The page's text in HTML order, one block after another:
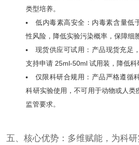
类型培养。
低内毒素高安全：内毒素含量低
性风险，降低实验污染概率，保障细
现货供应可试用：产品现货充足
支持申请 25ml-50ml 试用装，降低科
仅限科研合规用：产品严格遵循
科研实验使用，不可用于动物或人类
监管要求。
五、核心优势：多维赋能，为科